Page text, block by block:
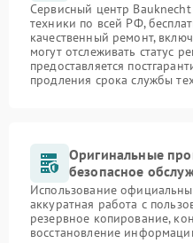
Сервисный центр Bauknecht
техники по всей РФ,
качественный ремонт,
могут отслеживать статус
предоставляется
продления срока службы
Оригинальные
безопасное
Использование
аккуратная работа с
резервное копирование,
восстановление